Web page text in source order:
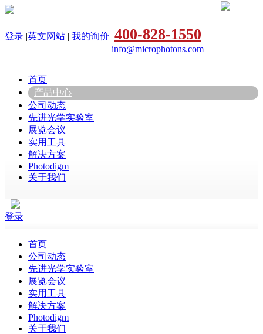
登录 |英文网站 | 我的询价 400-828-1550
info@microphotons.com
首页
产品中心
公司动态
先进光学实验室
展览会议
实用工具
解决方案
Photodigm
关于我们
登录
首页
公司动态
先进光学实验室
展览会议
实用工具
解决方案
Photodigm
关于我们